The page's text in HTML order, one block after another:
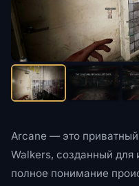
Arcane — это
Walkers, созданный
полное понимание